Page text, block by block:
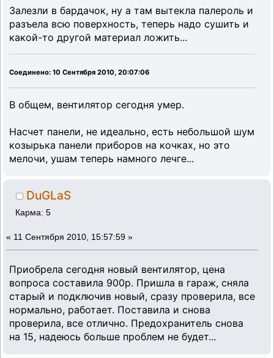
Залезли в бардачок, ну а там вытекла палероль и
разъела всю поверхность, теперь надо сушить и
какой-то другой материал ложить...
Соединено: 10 Сентября 2010, 20:07:06
В общем, вентилятор сегодня умер.
Насчет панели, не идеально, есть небольшой шум
козырька панели приборов на кочках, но это
мелочи, ушам теперь намного лечге...
DuGLaS
Карма: 5
« 11 Сентября 2010, 15:57:59 »
Приобрела сегодня новый вентилятор, цена
вопроса составила 900р. Пришла в гараж, сняла
старый и подключив новый, сразу проверила, все
нормально, работает. Поставила и снова
проверила, все отлично. Предохранитель снова
на 15, надеюсь больше проблем не будет...